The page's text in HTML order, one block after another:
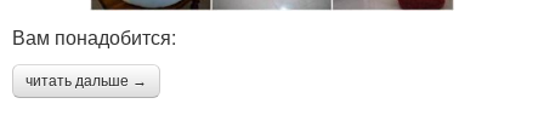
Вам понадобится:
читать дальше →